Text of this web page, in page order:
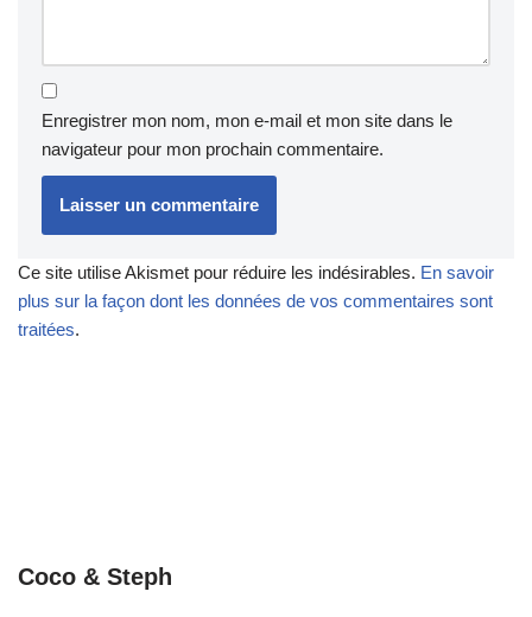
Enregistrer mon nom, mon e-mail et mon site dans le
navigateur pour mon prochain commentaire.
Ce site utilise Akismet pour réduire les indésirables. En savoir
plus sur la façon dont les données de vos commentaires sont
traitées.
Coco & Steph